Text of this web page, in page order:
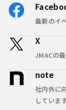
最新のイ
X
JMACの
note
社内外に
しています